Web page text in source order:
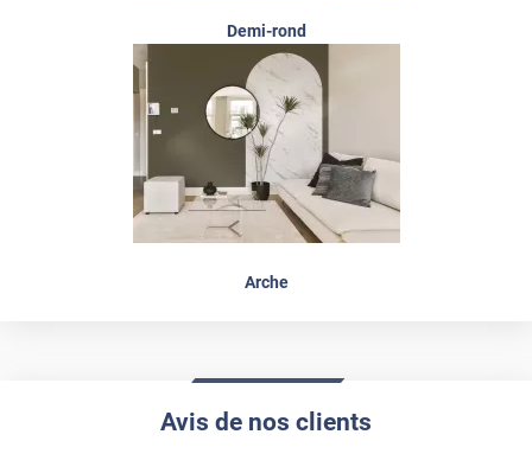
Demi-rond
Arche
Avis de nos clients